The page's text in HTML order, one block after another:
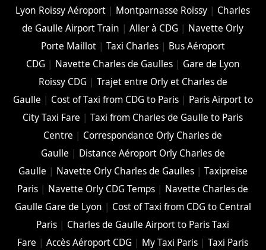
Lyon Roissy Aéroport | Montparnasse Roissy | Charles
de Gaulle Airport Train |Aller à CDG | Navette Orly
Porte Maillot| Taxi Charles| Bus Aéroport
CDG | Navette Charles de Gaulles| Gare de Lyon
Roissy CDG | Trajet entre Orly et Charles de
Gaulle | Cost of Taxi from CDG to Paris| Paris Airport to
City Taxi Fare |Taxi from Charles de Gaulle to Paris
Centre | Correspondance Orly Charles de
Gaulle | Distance Aéroport Orly Charles de
Gaulle | Navette Orly Charles de Gaulles| Taxipreise
Paris | Navette Orly CDG Temps | Navette Charles de
Gaulle Gare de Lyon | Cost of Taxi from CDG to Central
Paris | Charles de Gaulle Airport to Paris Taxi
Fare |Accès Aéroport CDG | My Taxi Paris |Taxi Paris